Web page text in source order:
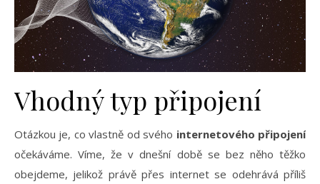
Vhodný typ připojení
Otázkou je, co vlastně od svého internetového připojení
očekáváme. Víme, že v dnešní době se bez něho těžko
obejdeme, jelikož právě přes internet se odehrává příliš